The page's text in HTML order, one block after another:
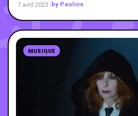
7 avril 2023 by Pauline
MUSIQUE